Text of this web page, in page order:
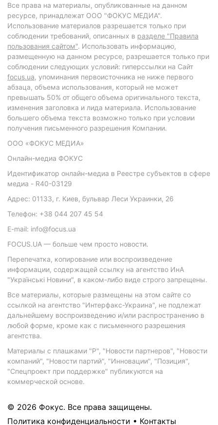
Все права на материалы, опубликованные на данном
ресурсе, принадлежат ООО "ФОКУС МЕДИА".
Использование материалов разрешается только при
соблюдении требований, описанных в разделе "Правила
пользования сайтом". Использовать информацию,
размещенную на данном ресурсе, разрешается только при
соблюдении следующих условий: гиперссылки на Сайт
focus.ua, упоминания первоисточника не ниже первого
абзаца, объема использования, который не может
превышать 50% от общего объема оригинального текста,
изменения заголовка и лида материала. Использование
большего объема текста возможно только при условии
получения письменного разрешения Компании.
ООО «ФОКУС МЕДИА»
Онлайн-медиа ФОКУС
Идентификатор онлайн-медиа в Реестре субъектов в сфере
медиа - R40-03129
Адрес: 01133, г. Киев, бульвар Леси Украинки, 26
Телефон: +38 044 207 45 54
E-mail: info@focus.ua
FOCUS.UA — больше чем просто новости.
Перепечатка, копирование или воспроизведение
информации, содержащей ссылку на агентство ИнА
"Українські Новини", в каком-либо виде строго запрещены.
Все материалы, которые размещены на этом сайте со
ссылкой на агентство "Интерфакс-Украина", не подлежат
дальнейшему воспроизведению и/или распространению в
любой форме, кроме как с письменного разрешения
агентства.
Материалы с плашками "Р", "Новости партнеров", "Новости
компаний", "Новости партий", "Инновации", "Позиция",
"Спецпроект при поддержке" публикуются на
коммерческой основе.
© 2026 Фокус. Все права защищены.
Политика конфиденциальности • Контакты